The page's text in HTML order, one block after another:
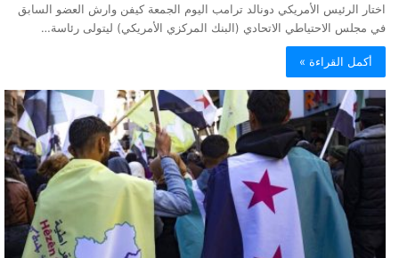
اختار الرئيس الأمريكي دونالد ترامب اليوم الجمعة كيفن وارش العضو السابق
في مجلس الاحتياطي الاتحادي (البنك المركزي الأمريكي) ليتولى رئاسة…
أكمل القراءة »